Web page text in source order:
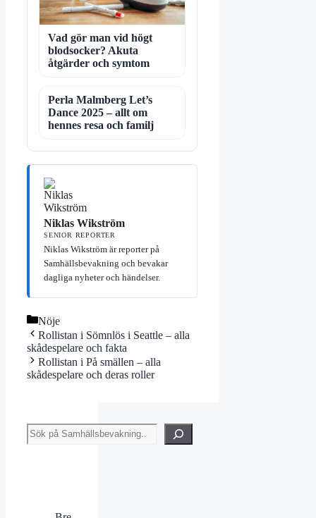
Vad gör man vid högt
blodsocker? Akuta
åtgärder och symtom
Perla Malmberg Let’s
Dance 2025 – allt om
hennes resa och familj
Niklas Wikström
SENIOR REPORTER
Niklas Wikström är reporter på
Samhällsbevakning och bevakar
dagliga nyheter och händelser.
Kategorier
Nöje
Rollistan i Sömnlös i Seattle – alla
skådespelare och fakta
Rollistan i På smällen – alla
skådespelare och deras roller
Sök